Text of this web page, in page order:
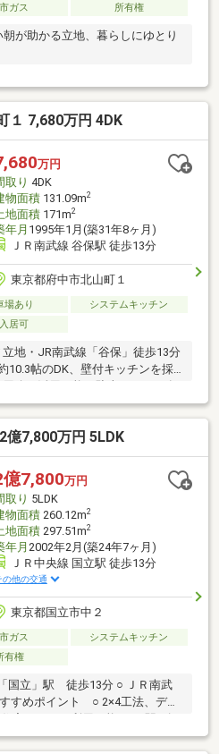
ガス 所有権
が助かる立地、暮らしにゆとり
１ 7,680万円 4DK
万円
取り 4DK
物面積131.09m2
地面積171m2
年月 1995年1月(築31年8ヶ月)
ＪＲ南武線 谷保駅 徒歩13分
東京都府中市北山町１
場あり
システムキッチン
居可
地・JR南武線「谷保」徒歩13分
10.3帖のDK、壁付キッチンを採
精算後)▼設備・TVモニタ付イ
「サミットストア府中西原店」
第七小学校 徒歩4分(約290m)※
前面道路幅員にて160％■ ご希望
す ━━━━━・・・物件の詳細・ご
さい。
億7,800万円 5LDK
億7,800万円
取り 5LDK
物面積260.12m2
地面積297.51m2
年月2002年2月(築24年7ヶ月)
ＪＲ中央線 国立駅 徒歩13分
の他の交通
東京都国立市中２
ガス
システムキッチン
有権
徒歩13分 ○ ＪＲ南武
めポイント ○ 2×4工法、デザ
宅としても利用可能 ○ 2駅2路
平米 ○ 建物面積 260.12平